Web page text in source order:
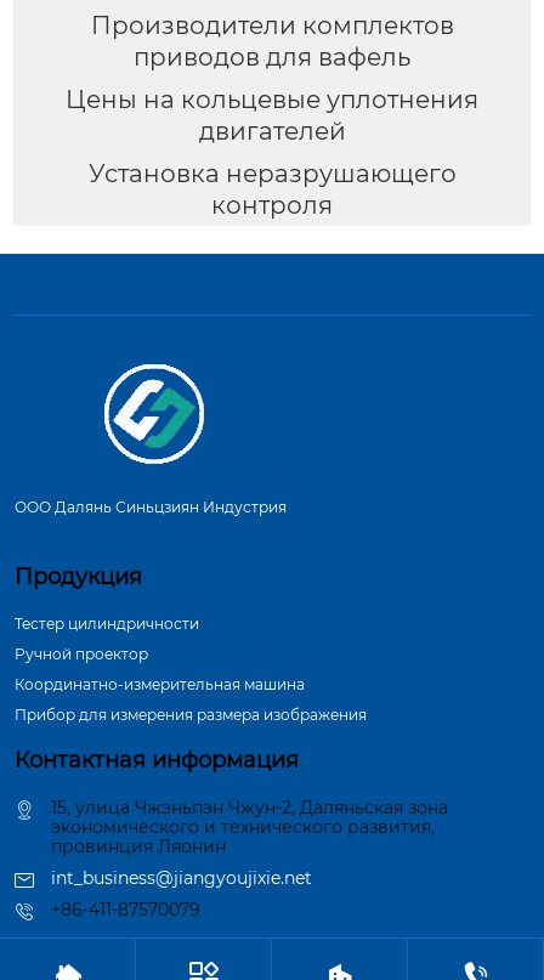
Производители комплектов
приводов для вафель
Цены на кольцевые уплотнения
двигателей
Установка неразрушающего
контроля
ООО Далянь Синьцзиян Индустрия
Продукция
Тестер цилиндричности
Ручной проектор
Координатно-измерительная машина
Прибор для измерения размера изображения
Контактная информация
15, улица Чжэньпэн Чжун-2, Даляньская зона
экономического и технического развития,
провинция Ляонин
int_business@jiangyoujixie.net
+86-411-87570079